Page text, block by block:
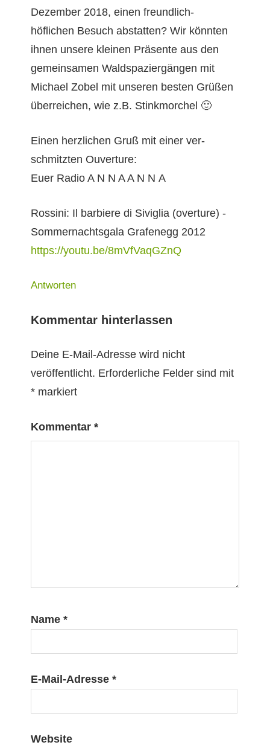
Dezem­ber 2018, einen fre­undlich-
höflichen Besuch abstat­ten? Wir kön­nten
ihnen unsere kleinen Präsente aus den
gemein­samen Waldspaziergän­gen mit
Michael Zobel mit unseren besten Grüßen
über­re­ichen, wie z.B. Stinkmorchel 🙂
Einen her­zlichen Gruß mit ein­er ver­
schmitzten Ouverture:
Euer Radio A N N A A N N A
Rossi­ni: Il bar­bi­ere di Siviglia (over­ture) -
Som­mer­nachts­gala Grafenegg 2012
https://youtu.be/8mVfVaqGZnQ
Antworten
Kommentar hinterlassen
Deine E-Mail-Adresse wird nicht
veröffentlicht. Erforderliche Felder sind mit
* markiert
Kommentar *
Name *
E-Mail-Adresse *
Website